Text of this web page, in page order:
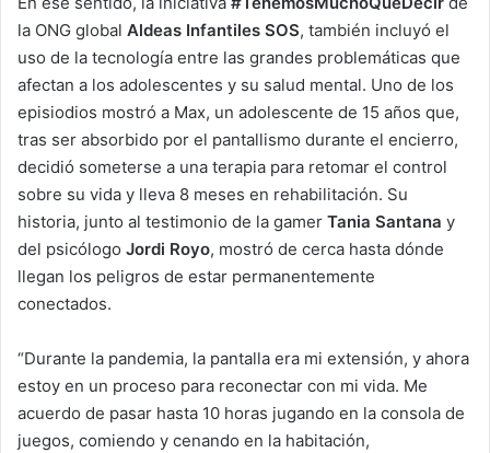
la ONG global Aldeas Infantiles SOS, también incluyó el
uso de la tecnología entre las grandes problemáticas que
afectan a los adolescentes y su salud mental. Uno de los
episiodios mostró a Max, un adolescente de 15 años que,
tras ser absorbido por el pantallismo durante el encierro,
decidió someterse a una terapia para retomar el control
sobre su vida y lleva 8 meses en rehabilitación. Su
historia, junto al testimonio de la gamer Tania Santana y
del psicólogo Jordi Royo, mostró de cerca hasta dónde
llegan los peligros de estar permanentemente
conectados.
“Durante la pandemia, la pantalla era mi extensión, y ahora
estoy en un proceso para reconectar con mi vida. Me
acuerdo de pasar hasta 10 horas jugando en la consola de
juegos, comiendo y cenando en la habitación,